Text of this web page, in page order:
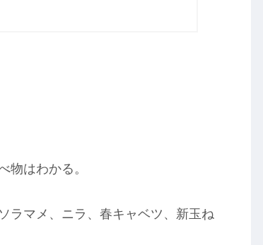
物はわかる。
ラマメ、ニラ、春キャベツ、新玉ね